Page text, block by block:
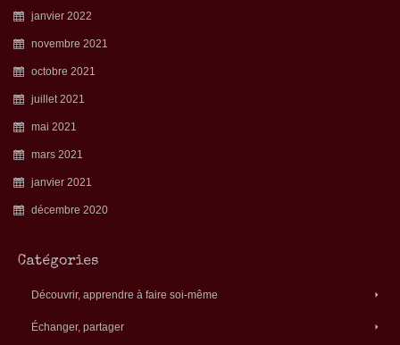
janvier 2022
novembre 2021
octobre 2021
juillet 2021
mai 2021
mars 2021
janvier 2021
décembre 2020
Catégories
Découvrir, apprendre à faire soi-même
Échanger, partager